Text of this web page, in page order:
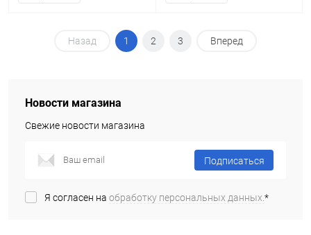
Назад 1 2 3 Вперед
Новости магазина
Свежие новости магазина
Подписаться
Я согласен на обработку персональных данных.*